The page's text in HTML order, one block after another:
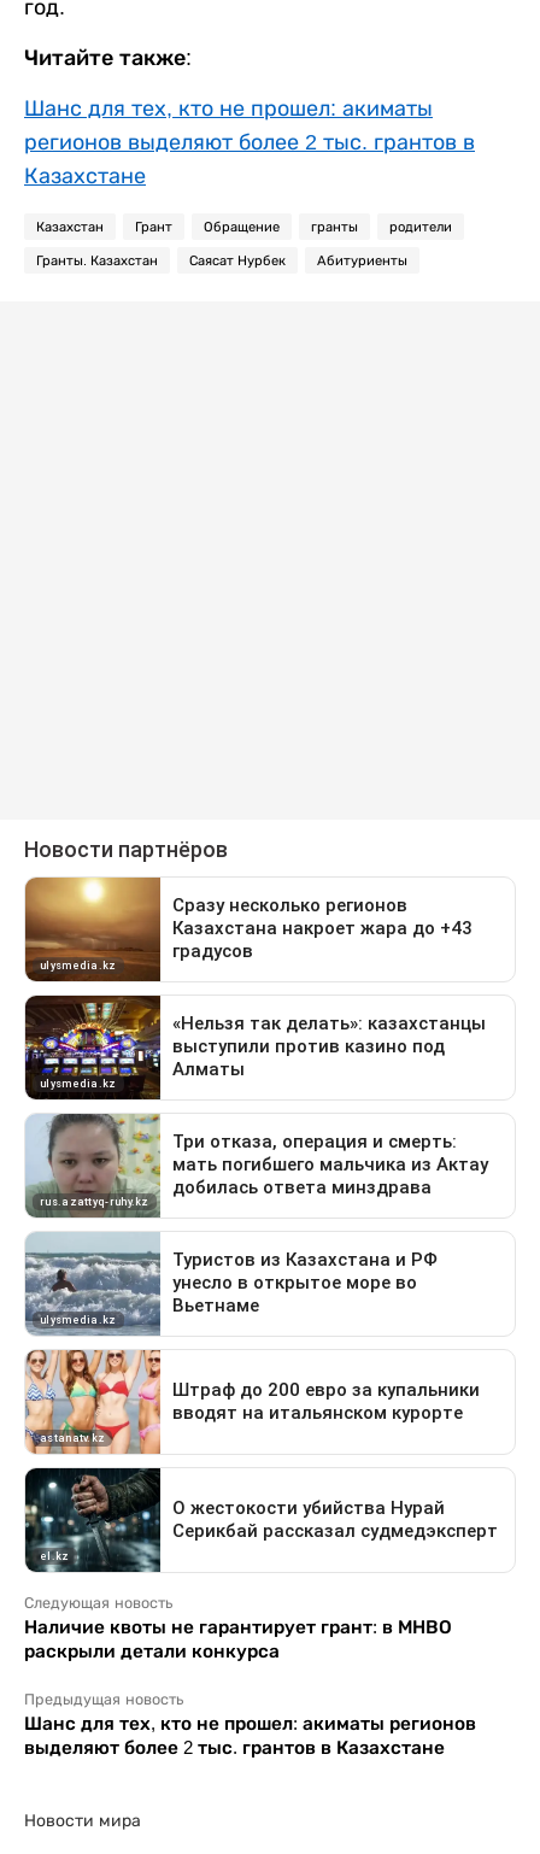
год.
Читайте также:
Шанс для тех, кто не прошел: акиматы
регионов выделяют более 2 тыс. грантов в
Казахстане
Казахстан Грант Обращение гранты родители
Гранты. Казахстан Саясат Нурбек Абитуриенты
Следующая новость
Наличие квоты не гарантирует грант: в МНВО
раскрыли детали конкурса
Предыдущая новость
Шанс для тех, кто не прошел: акиматы регионов
выделяют более 2 тыс. грантов в Казахстане
Новости мира